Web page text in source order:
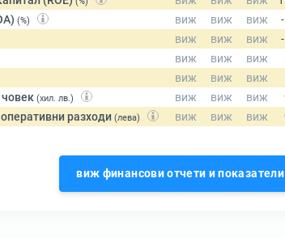
(%)
(хил. лв.)
разходи (лева)
виж финансови отчети и показатели